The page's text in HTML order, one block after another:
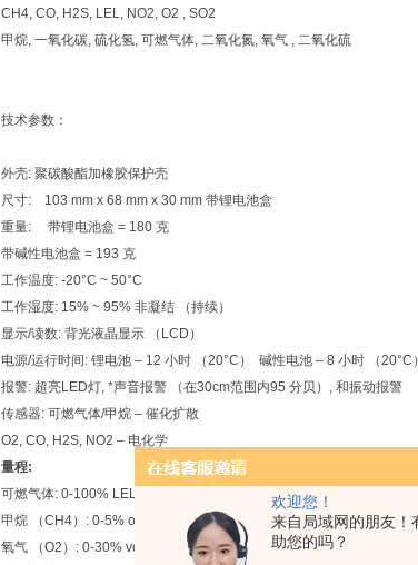
欢迎您！
来自局域网的朋友！
助您的吗？
CH4, CO, H2S, LEL, NO2, O2 , SO2
甲烷, 一氧化碳, 硫化氢, 可燃气体, 二氧化氮, 氧气 , 二氧化硫
技术参数：
外壳: 聚碳酸酯加橡胶保护壳
尺寸: 103 mm x 68 mm x 30 mm 带锂电池盒
重量: 带锂电池盒 = 180 克
带碱性电池盒 = 193 克
工作温度: -20°C ~ 50°C
工作湿度: 15% ~ 95% 非凝结 （持续）
显示/读数: 背光液晶显示 （LCD）
电源/运行时间: 锂电池 – 12 小时 （20°C） 碱性电池 – 8 小时 （20°C）
报警: 超亮LED灯, *声音报警 （在30cm范围内95 分贝）, 和振动报警
传感器: 可燃气体/甲烷 – 催化扩散
O2, CO, H2S, NO2 – 电化学
量程:
可燃气体: 0-100% LEL 分辨率1%
甲烷 （CH4）: 0-5% of vol. 分辨率0.1%
氧气 （O2）: 0-30% volume 分辨率0.1%